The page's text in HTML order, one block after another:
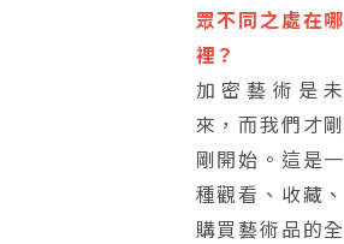
眾不同之處在哪
裡？
加密藝術是未
來，而我們才剛
剛開始。這是一
種觀看、收藏、
購買藝術品的全